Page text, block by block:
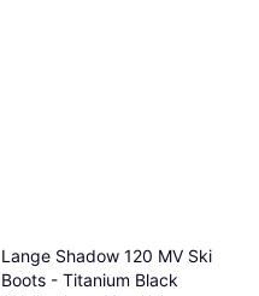
Lange Shadow 120 MV Ski
Boots - Titanium Black